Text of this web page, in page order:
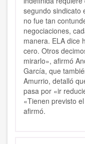
segundo sindicato
no fue tan
negociaciones,
manera. ELA dice
cero. Otros
mirarlo», afirmó
García, que
Amurrio, detalló
pasa por «ir
«Tienen previsto
afirmó.